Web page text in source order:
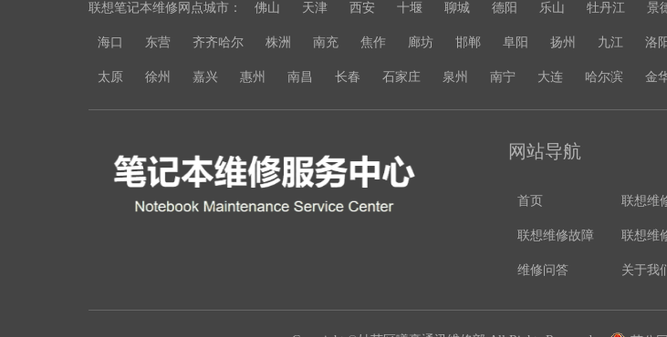
联想笔记本维修网点城市： 佛山 天津 西安 十堰 聊城 德阳 乐山 牡丹江 景
海口 东营 齐齐哈尔 株洲 南充 焦作 廊坊 邯郸 阜阳 扬州 九江 洛
太原 徐州 嘉兴 惠州 南昌 长春 石家庄 泉州 南宁 大连 哈尔滨 金
网站导航
首页 联想维
联想维修故障 联想维
维修问答 关于我